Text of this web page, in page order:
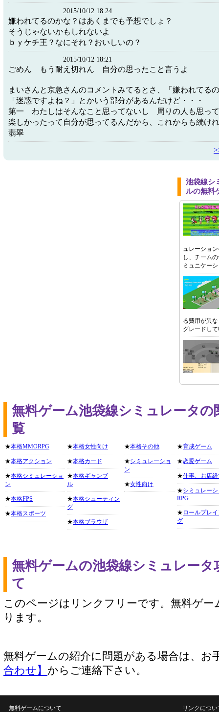
2015/10/12 18:24
嫌われてるのかな？はあくまでも予想でしょ？
そうじゃないかもしれないよ
ｂｙケチ王？なにそれ？おいしいの？
2015/10/12 18:21
ごめん もう耐え切れん 自分の思ったこと言うよ
まいさんと京急さんのコメントみてるとさ、「嫌われてる
「迷惑ですよね？」とかいう部分があるんだけど・・・
第一 わたしはそんなこと思ってないし 周りの人も思っ
楽しかったって自分が思ってるんだから、これからも続け
翡翠
池袋線シ
ルの無料
ュレーショ
し、チーム
ミュニケー
る費用が異
グレードし
無料ゲーム池袋線シミュレータ
覧
★本格MMORPG
★本格アクション
★本格シミュレーショ
ン
★本格FPS
★本格スポーツ
★本格女性向け
★本格カード
★本格ギャンブ
ル
★本格シューティン
グ
★本格ブラウザ
★本格その他
★シミュレーショ
ン
★女性向け
★育成ゲーム
★恋愛ゲーム
★仕事、お店
★シミュレー
RPG
★ ロールプレ
グ
無料ゲームの池袋線シミュレー
て
このページはリンクフリーです。無料ゲー
ります。
無料ゲームの紹介に問題がある場合は、お
合わせ】 からご連絡下さい。
無料ゲームについて リンクについ